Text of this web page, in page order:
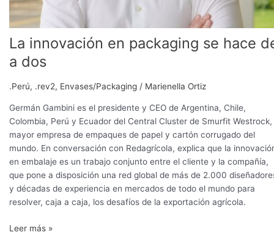
La innovación en packaging se hace
a dos
.Perú, .rev2, Envases/Packaging / Marienella Ortiz
Germán Gambini es el presidente y CEO de Argentina, Chile,
Colombia, Perú y Ecuador del Central Cluster de Smurfit Westrock,
mayor empresa de empaques de papel y cartón corrugado del
mundo. En conversación con Redagrícola, explica que la
en embalaje es un trabajo conjunto entre el cliente y la compañía,
que pone a disposición una red global de más de 2.000
y décadas de experiencia en mercados de todo el mundo para
resolver, caja a caja, los desafíos de la exportación agrícola.
Leer más »